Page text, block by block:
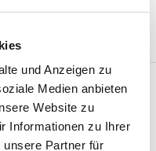
und Anzeigen zu
Medien anbieten
Website zu
Informationen zu Ihrer
unsere Partner für
im Dialog